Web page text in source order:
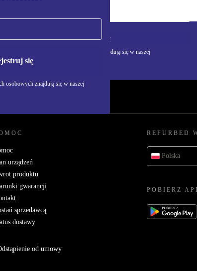
się
osobowych znajdują się w naszej
Zarejestruj się
na temat używania danych osobowych znajdują się w naszej
prywatności
urządzeń
produktu
gwarancji
sprzedawcą
dostawy
od umowy
REFURBED
Polska
POBIERZ